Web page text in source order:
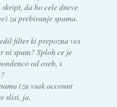
da bo cele dneve
za prebiranje spama.
filter ki prepozna ves
ni spam? Sploh ce je
od oseb, s
(za vsak account
slisi, ja.